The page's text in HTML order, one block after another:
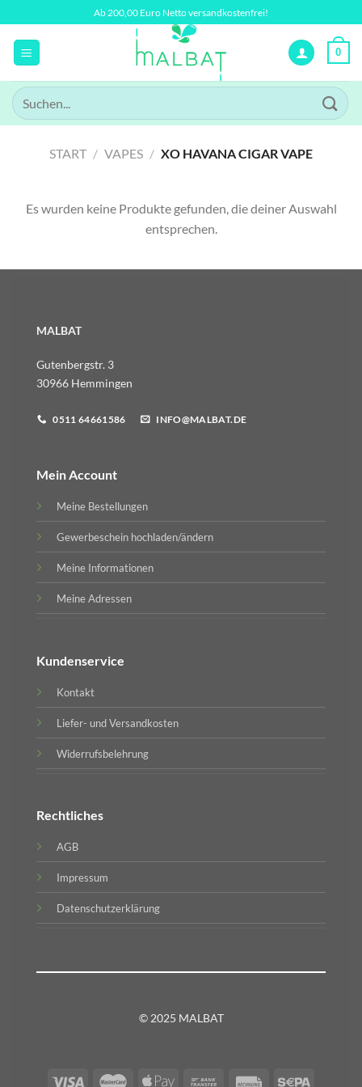
Inhalt
springen
Ab 200,00 Euro Netto versandkostenfrei!
0
Suchen
nach:
START / VAPES / XO HAVANA CIGAR VAPE
Es wurden keine Produkte gefunden, die deiner Auswahl
entsprechen.
MALBAT
Gutenbergstr. 3
30966 Hemmingen
0511 64661586 INFO@MALBAT.DE
Mein Account
Meine Bestellungen
Gewerbeschein hochladen/ändern
Meine Informationen
Meine Adressen
Kundenservice
Kontakt
Liefer- und Versandkosten
Widerrufsbelehrung
Rechtliches
AGB
Impressum
Datenschutzerklärung
© 2025 MALBAT